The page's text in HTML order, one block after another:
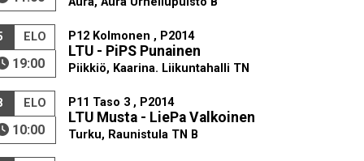
ELO
19:00
P12 Kolmonen , P2014
LTU - PiPS Punainen
Piikkiö, Kaarina. Liikuntahalli TN
ELO
10:00
P11 Taso 3 , P2014
LTU Musta - LiePa Valkoinen
Turku, Raunistula TN B